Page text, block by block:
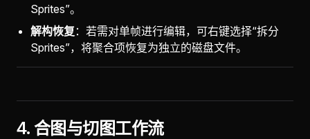
Sprites”。
解构恢复 ：若需对单帧进行编辑，可右键选择“拆分
Sprites”，将聚合项恢复为独立的磁盘文件。
4. 合图与切图工作流